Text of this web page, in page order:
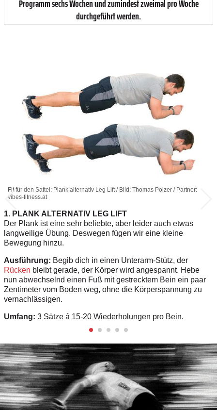
Programm sechs Wochen und zumindest zweimal pro Woche
durchgeführt werden.
Fit für den Sattel: Plank alternativ Leg Lift / Bild: Thomas Polzer / Partner:
vibes-fitness.at
1. PLANK ALTERNATIV LEG LIFT
Der Plank ist eine sehr beliebte, aber leider auch etwas
langweilige Übung. Deswegen fügen wir eine kleine
Bewegung hinzu.
Ausführung: Begib dich in einen Unterarm-Stütz, der
Rücken bleibt gerade, der Körper wird angespannt. Hebe
nun abwechselnd einen Fuß mit gestrecktem Bein ein paar
Zentimeter vom Boden weg, ohne die Körperspannung zu
vernachlässigen.
Umfang: 3 Sätze á 15-20 Wiederholungen pro Bein.